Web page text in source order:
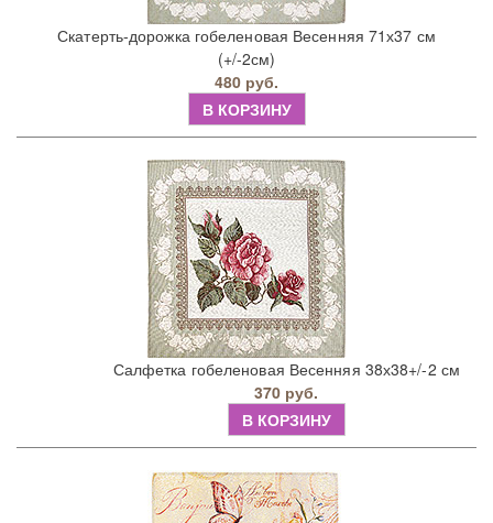
Скатерть-дорожка гобеленовая Весенняя 71х37 см
(+/-2см)
480 руб.
В КОРЗИНУ
Салфетка гобеленовая Весенняя 38х38+/-2 см
370 руб.
В КОРЗИНУ